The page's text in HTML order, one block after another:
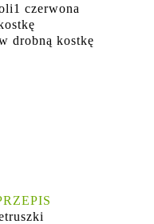
czerwona
drobną kostkę